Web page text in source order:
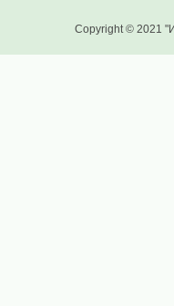
Copyright © 2021